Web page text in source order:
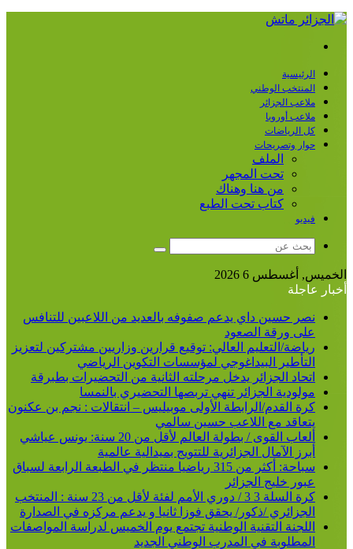
الرئيسية
المنتخب الوطني
ملاعب الجزائر
ملاعب أوروبا
كل الرياضات
حوار وتصريحات
الملف
تحت المجهر
من هنا وهناك
كتاب تحت الطبع
فيديو
بحث
الخميس, أغسطس 6 2026
أخبار عاجلة
نصر حسين داي يدعم صفوفه بالعديد من اللاعبين للتنافس
على ورقة الصعود
رياضة/التعليم العالي: توقيع قرارين وزاريين مشتركين لتعزيز
التأطير البيداغوجي لمؤسسات التكوين الرياضي
اتحاد الجزائر يدخل مرحلته الثانية من التحضيرات بطبرقة
مولودية الجزائر تنهي تربصها التحضيري بالنمسا
كرة القدم/الرابطة الأولى موبيليس – انتقالات : نجم بن عكنون
يتعاقد مع اللاعب حسين سالمي
ألعاب القوى / بطولة العالم لأقل من 20 سنة: يونس عياشي
أبرز الآمال الجزائرية للتتويج بميدالية عالمية
سباحة: أكثر من 315 رياضيا منتظر في الطبعة الرابعة لسباق
عبور خليج الجزائر
كرة السلة 3 3 / دوري الأمم لفئة لأقل من 23 سنة : المنتخب
الجزائري /ذكور/ يحقق فوزا ثانيا و يدعم مركزه في الصدارة
اللجنة التقنية الوطنية تجتمع يوم الخميس لدراسة المواصفات
المطلوبة في المدرب الوطني الجديد